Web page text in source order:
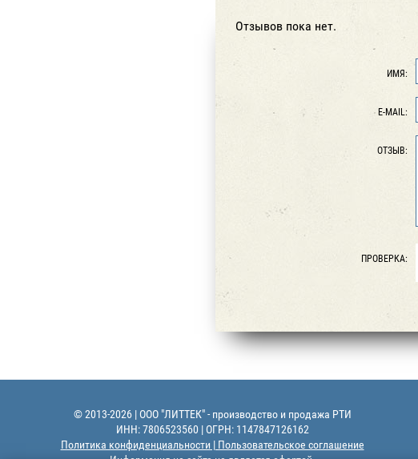
Отзывов пока нет.
ИМЯ:
E-MAIL:
ОТЗЫВ:
ПРОВЕРКА:
© 2013-2026 | ООО "ЛИТТЕК" - производство и продажа РТИ
ИНН: 7806523560 | ОГРН: 1147847126162
Политика конфиденциальности | Пользовательское соглашение